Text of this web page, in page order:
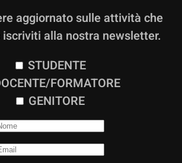
aggiornato sulle attività che
alla nostra newsletter.
STUDENTE
FORMATORE
GENITORE